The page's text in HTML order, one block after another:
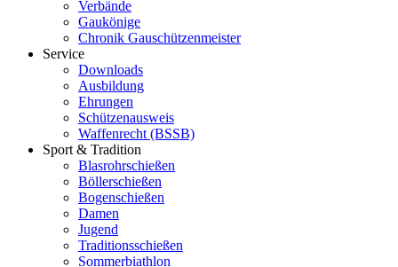
Verbände
Gaukönige
Chronik Gauschützenmeister
Service
Downloads
Ausbildung
Ehrungen
Schützenausweis
Waffenrecht (BSSB)
Sport & Tradition
Blasrohrschießen
Böllerschießen
Bogenschießen
Damen
Jugend
Traditionsschießen
Sommerbiathlon